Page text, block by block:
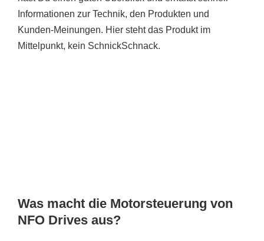
Informationen zur Technik, den Produkten und
Kunden-Meinungen. Hier steht das Produkt im
Mittelpunkt, kein SchnickSchnack.
Was macht die Motorsteuerung von
NFO Drives aus?